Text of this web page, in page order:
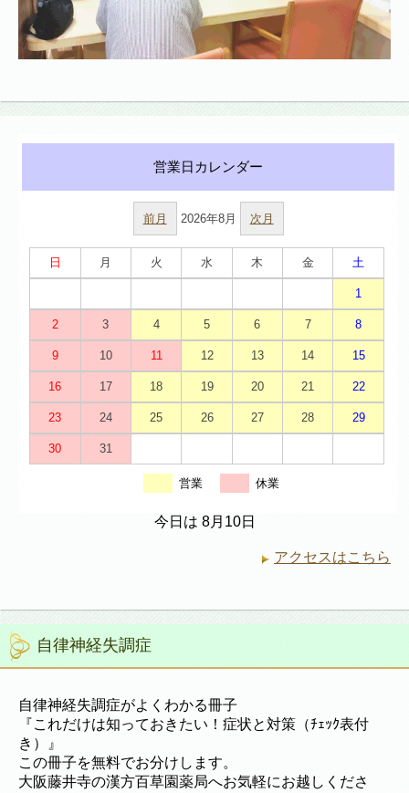
前月 2026年8月 次月
日 月 火 水 木 金 土
1
2 3 4 5 6 7 8
9 10 11 12 13 14 15
16 17 18 19 20 21 22
23 24 25 26 27 28 29
30 31
営業 休業
今日は 8月10日
アクセスはこちら
自律神経失調症
自律神経失調症がよくわかる冊子
『これだけは知っておきたい！症状と対策（ﾁｪｯｸ表付
き）』
この冊子を無料でお分けします。
大阪藤井寺の漢方百草園薬局へお気軽にお越しくださ